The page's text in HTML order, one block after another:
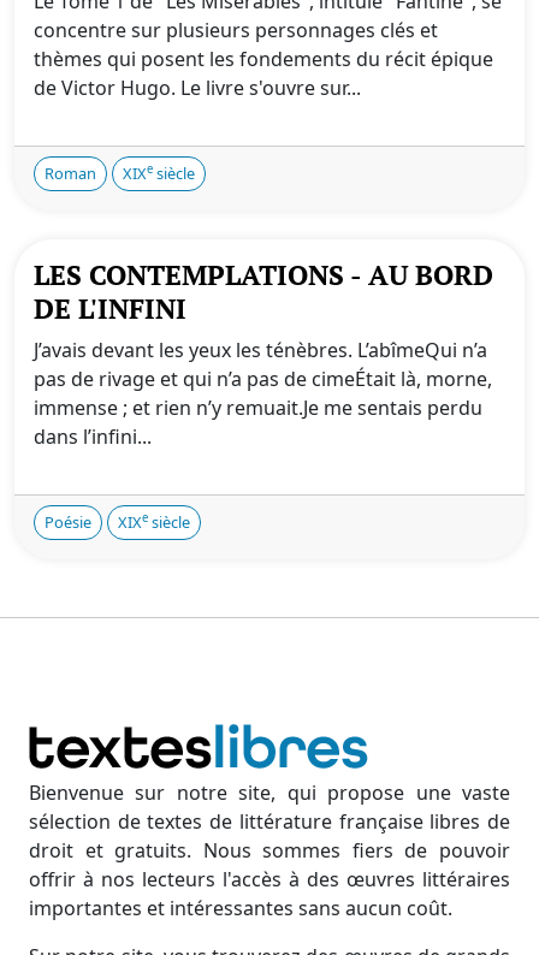
concentre sur plusieurs personnages clés et
thèmes qui posent les fondements du récit épique
de Victor Hugo. Le livre s'ouvre sur...
Roman XIXe siècle
LES CONTEMPLATIONS - AU BORD
DE L'INFINI
J’avais devant les yeux les ténèbres. L’abîmeQui n’a
pas de rivage et qui n’a pas de cimeÉtait là, morne,
immense ; et rien n’y remuait.Je me sentais perdu
dans l’infini...
Poésie XIXe siècle
Bienvenue sur notre site, qui propose une vaste
sélection de textes de littérature française libres de
droit et gratuits. Nous sommes fiers de pouvoir
offrir à nos lecteurs l'accès à des œuvres littéraires
importantes et intéressantes sans aucun coût.